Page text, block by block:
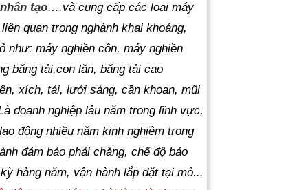
tạo….và cung cấp các loại máy
quan trong nghành khai khoáng,
như: máy nghiền côn, máy nghiền
băng tải,con lăn, băng tải cao
xích, tải, lưới sàng, cần khoan, mũi
doanh nghiệp lâu năm trong lĩnh vực,
động nhiều năm kinh nghiệm trong
đảm bảo phải chăng, chế độ bảo
hàng năm, vận hành lắp đặt tại mỏ...